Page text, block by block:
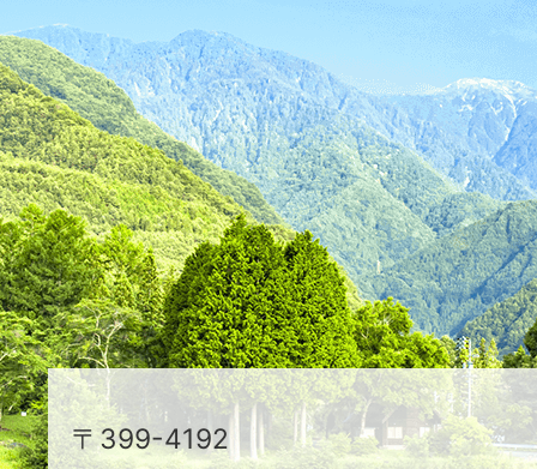
た
つ
映
え
る
ま
ち
駒
ヶ
〒399-4192